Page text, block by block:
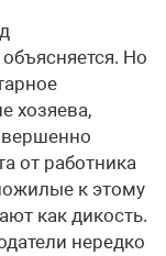
Но
хозяева,
от работника
к этому
как дикость.
нередко